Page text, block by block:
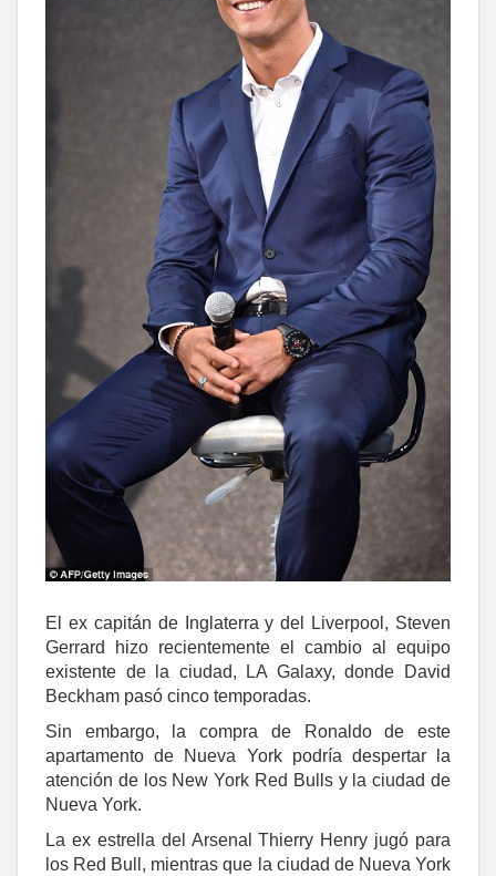
El ex capitán de Inglaterra y del Liverpool, Steven
Gerrard hizo recientemente el cambio al equipo
existente de la ciudad, LA Galaxy, donde David
Beckham pasó cinco temporadas.
Sin embargo, la compra de Ronaldo de este
apartamento de Nueva York podría despertar la
atención de los New York Red Bulls y la ciudad de
Nueva York.
La ex estrella del Arsenal Thierry Henry jugó para
los Red Bull, mientras que la ciudad de Nueva York